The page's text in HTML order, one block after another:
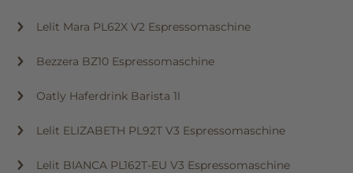
Lelit Mara PL62X V2 Espressomaschine
Bezzera BZ10 Espressomaschine
Oatly Haferdrink Barista 1l
Lelit ELIZABETH PL92T V3 Espressomaschine
Lelit BIANCA PL162T-EU V3 Espressomaschine